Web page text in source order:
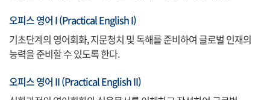
오피스 영어 I (Practical English I)
기초단계의 영어회화, 지문청치 및 독해를 준비하여 글로벌 인재의
능력을 준비할 수 있도록 한다.
오피스 영어 II (Practical English II)